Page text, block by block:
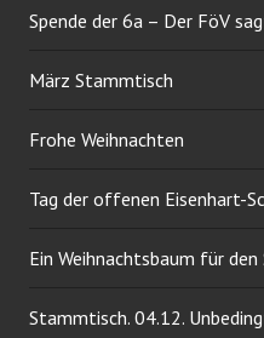
Spende der 6a – Der FöV
März Stammtisch
Frohe Weihnachten
Tag der offenen Eisenhart-
Ein Weihnachtsbaum für
Stammtisch. 04.12.